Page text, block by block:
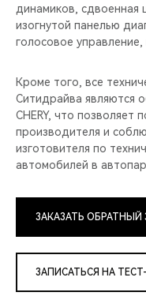
динамиков, сдвоенная
изогнутой панелью
голосовое управление,
Кроме того, все
Ситидрайва являются
CHERY, что позволяет
производителя и
изготовителя по
автомобилей в
ЗАКАЗАТЬ ОБРАТНЫЙ
ЗАПИСАТЬСЯ НА